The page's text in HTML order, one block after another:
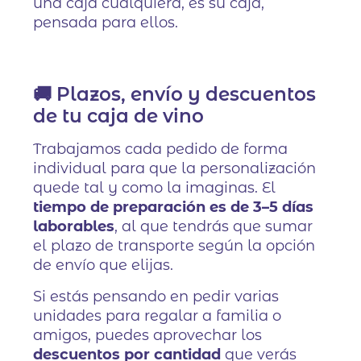
pensada para ellos.
🚚 Plazos, envío y descuentos
de tu caja de vino
Trabajamos cada pedido de forma
individual para que la personalización
quede tal y como la imaginas. El
tiempo de preparación es de 3–5 días
laborables, al que tendrás que sumar
el plazo de transporte según la opción
de envío que elijas.
Si estás pensando en pedir varias
unidades para regalar a familia o
amigos, puedes aprovechar los
descuentos por cantidad que verás